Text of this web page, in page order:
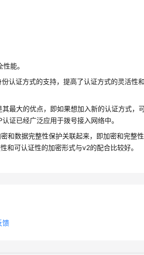
能。
认证方式的支持，提高了认证方式的灵活性
最大的优点，即如果想加入新的认证方式，
证已经广泛应用于拨号接入网络中。
和数据完整性保护关联起来，即加密和完整
和可认证性的加密形式与v2的配合比较好。
馈